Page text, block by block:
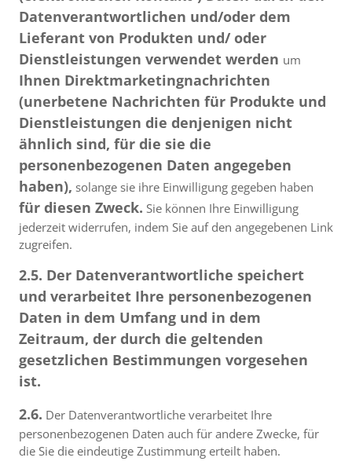
Datenverantwortlichen und/oder dem
Lieferant von Produkten und/ oder
Dienstleistungen verwendet werden um
Ihnen Direktmarketingnachrichten
(unerbetene Nachrichten für Produkte und
Dienstleistungen die denjenigen nicht
ähnlich sind, für die sie die
personenbezogenen Daten angegeben
haben), solange sie ihre Einwilligung gegeben haben
für diesen Zweck. Sie können Ihre Einwilligung
jederzeit widerrufen, indem Sie auf den angegebenen Link
zugreifen.
2.5. Der Datenverantwortliche speichert
und verarbeitet Ihre personenbezogenen
Daten in dem Umfang und in dem
Zeitraum, der durch die geltenden
gesetzlichen Bestimmungen vorgesehen
ist.
2.6. Der Datenverantwortliche verarbeitet Ihre
personenbezogenen Daten auch für andere Zwecke, für
die Sie die eindeutige Zustimmung erteilt haben.